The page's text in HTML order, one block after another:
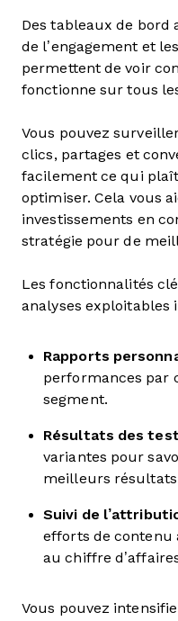
Des tableaux de bord
de l’engagement et
permettent de voir
fonctionne sur tous
Vous pouvez
clics, partages et
facilement ce qui
optimiser. Cela vous
investissements en
stratégie pour de
Les fonctionnalités
analyses exploitables
Rapports
performances par
segment.
Résultats des
variantes pour
meilleurs
Suivi de
efforts de contenu
au chiffre
Vous pouvez